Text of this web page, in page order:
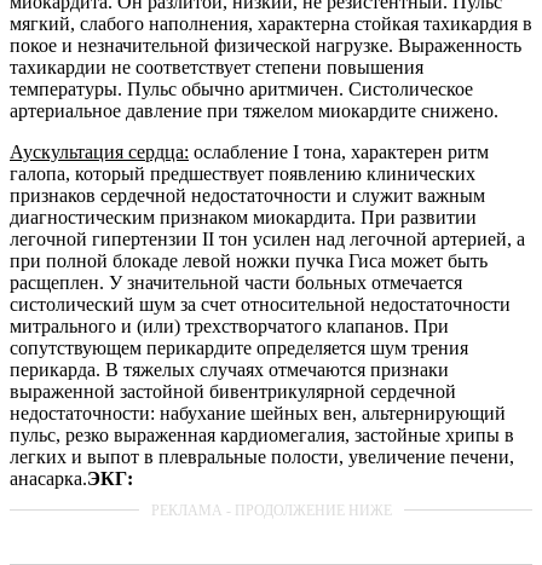
мягкий, слабого наполнения, характерна стойкая тахикардия в
покое и незначительной физической нагрузке. Выраженность
тахикардии не соответствует степени повышения
температуры. Пульс обычно аритмичен. Систолическое
артериальное давление при тяжелом миокардите снижено.
Аускультация сердца: ослабление I тона, характерен ритм
галопа, который предшествует появлению клинических
признаков сердечной недостаточности и служит важным
диагностическим признаком миокардита. При развитии
легочной гипертензии II тон усилен над легочной артерией, а
при полной блокаде левой ножки пучка Гиса может быть
расщеплен. У значительной части больных отмечается
систолический шум за счет относительной недостаточности
митрального и (или) трехстворчатого клапанов. При
сопутствующем перикардите определяется шум трения
перикарда. В тяжелых случаях отмечаются признаки
выраженной застойной бивентрикулярной сердечной
недостаточности: набухание шейных вен, альтернирующий
пульс, резко выраженная кардиомегалия, застойные хрипы в
легких и выпот в плевральные полости, увеличение печени,
анасарка.ЭКГ: